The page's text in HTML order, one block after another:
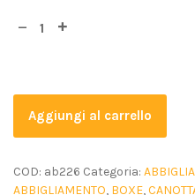
Aggiungi al carrello
COD: ab226 Categoria:
ABBIGLIAMENTO, BOXE,